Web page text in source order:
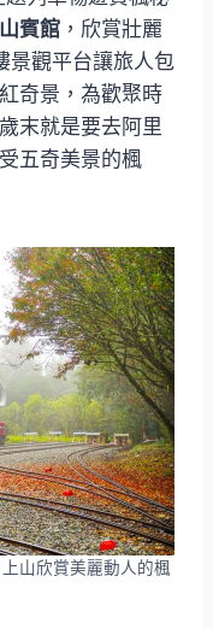
賓館 ，欣賞壯麗
景觀平台讓旅人包
奇景，為歡聚時
末就是要去阿里
五奇美景的楓
山欣賞美麗動人的楓